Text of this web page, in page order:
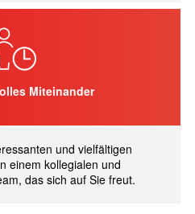
Miteinander
und vielfältigen
einem kollegialen und
das sich auf Sie freut.